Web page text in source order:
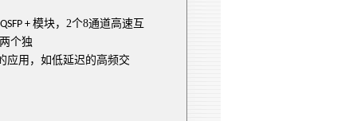
+ 模块， 2个8通道高速互
个独
应用，如低延迟的高频交